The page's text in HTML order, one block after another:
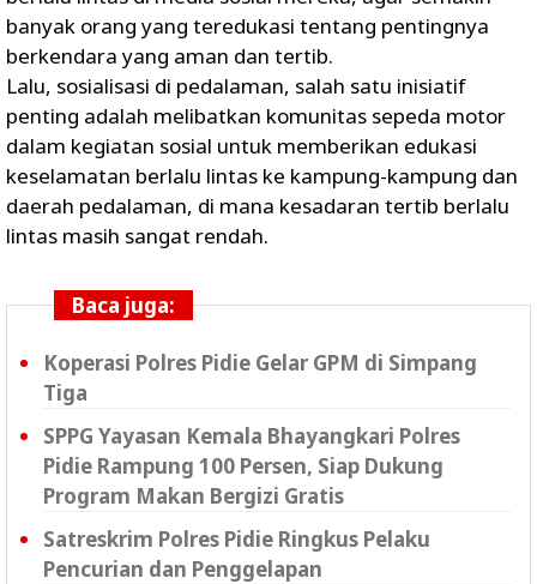
banyak orang yang teredukasi tentang pentingnya
berkendara yang aman dan tertib.
Lalu, sosialisasi di pedalaman, salah satu inisiatif
penting adalah melibatkan komunitas sepeda motor
dalam kegiatan sosial untuk memberikan edukasi
keselamatan berlalu lintas ke kampung-kampung dan
daerah pedalaman, di mana kesadaran tertib berlalu
lintas masih sangat rendah.
Baca juga:
Koperasi Polres Pidie Gelar GPM di Simpang
Tiga
SPPG Yayasan Kemala Bhayangkari Polres
Pidie Rampung 100 Persen, Siap Dukung
Program Makan Bergizi Gratis
Satreskrim Polres Pidie Ringkus Pelaku
Pencurian dan Penggelapan